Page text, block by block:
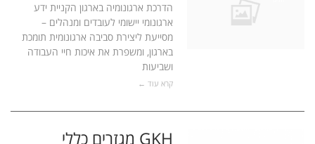
הדרכת ארגונומיה בארגון הקניית ידע
ארגונומי יישומי לעובדים ומנהלים –
מסייעת ליצירת סביבה ארגונומית תומכת
בארגון, ומשפרת את איכות חיי העבודה
ושביעות
קרא עוד ←
GKH מגזרים כללי